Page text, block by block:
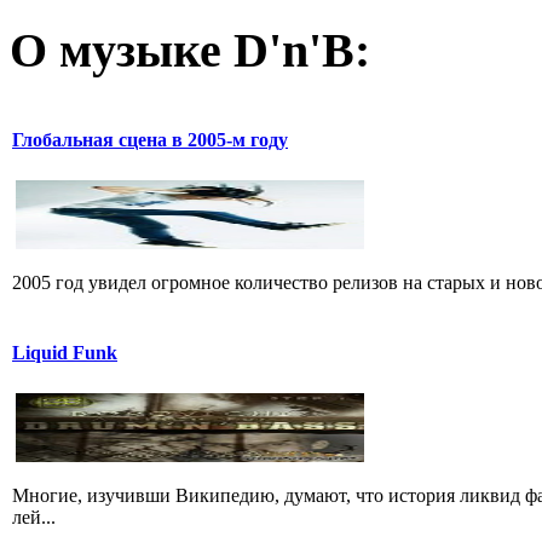
О музыке D'n'B:
Глобальная сцена в 2005-м году
2005 год увидел огромное количество релизов на старых и
Liquid Funk
Многие, изучивши Википедию, думают, что история ликвид
лей...